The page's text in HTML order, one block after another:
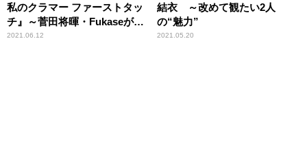
私のクラマー ファーストタッ
チ』～菅田将暉・Fukaseがみ
せる化学反応＆あのアニメプ
2021.06.12
結衣 ～改めて観たい2人
の“魅力”
2021.05.20